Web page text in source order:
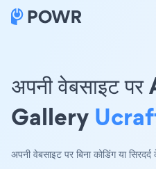
अपनी वेबसाइट
Gallery
अपनी वेबसाइट पर बिना कोडिंग या